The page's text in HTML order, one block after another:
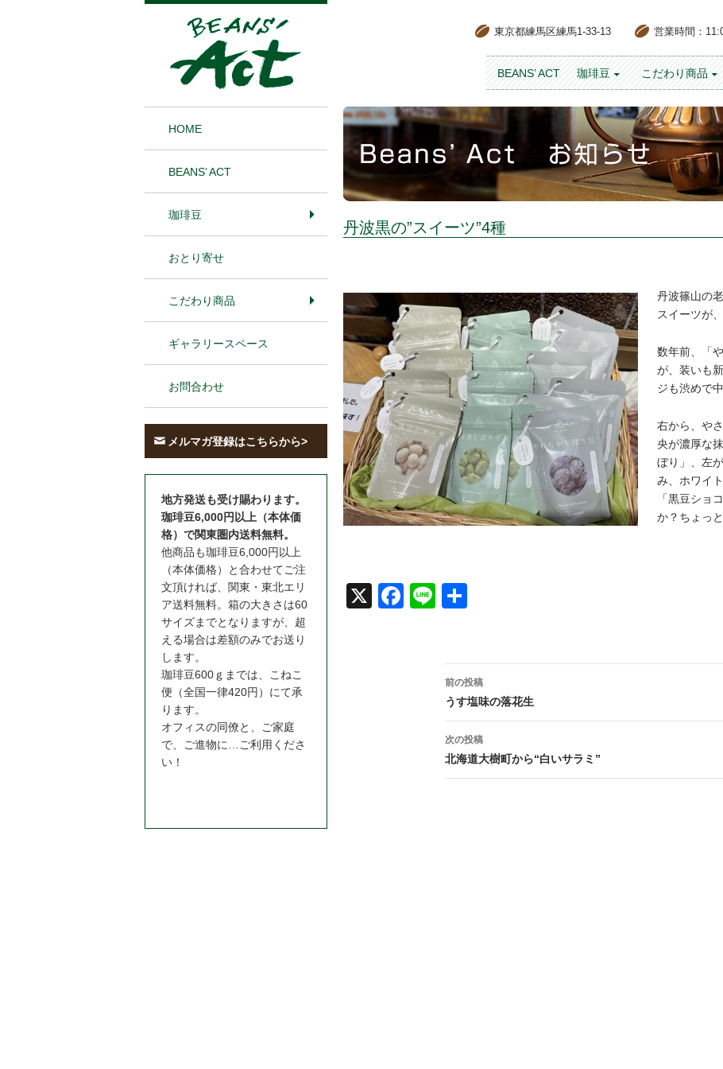
東京都練馬区練馬1-33-13 営業時間：
BEANS’ ACT 珈琲豆 こだわり商品
丹波黒の”スイーツ”4種
丹波篠山の
スイーツが
数年前、「
が、装いも
ジも渋めで
右から、や
央が濃厚な
ぼり」、左
み、ホワイ
「黒豆ショ
か？ちょっ
Face
Line
投
稿
ナ
ビ
前の投稿
うす塩味の落花生
次の投稿
北海道大樹町から“白いサラミ”
HOME
BEANS’ ACT
珈琲豆
おとり寄せ
こだわり商品
ギャラリースペース
お問合わせ
メルマガ登録はこちらから>
地方発送も受け賜わります。
珈琲豆6,000円以上（本体価
格）で関東圏内送料無料。
他商品も珈琲豆6,000円以上
（本体価格）と合わせてご注
文頂ければ、関東・東北エリ
ア送料無料。箱の大きさは60
サイズまでとなりますが、超
える場合は差額のみでお送り
します。
珈琲豆600ｇまでは、こねこ
便（全国一律420円）にて承
ります。
オフィスの同僚と、ご家庭
で、ご進物に…ご利用くださ
い！